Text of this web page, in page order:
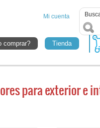
comprar? Tienda
Mi cuenta
para exterior e